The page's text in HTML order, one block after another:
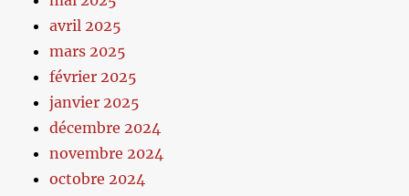
avril 2025
mars 2025
février 2025
janvier 2025
décembre 2024
novembre 2024
octobre 2024